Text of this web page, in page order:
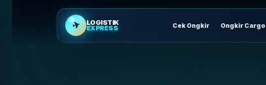
✈ LOGISTIK
EXPRESS Cek Ongkir Ongkir